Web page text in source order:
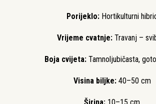
Porijeklo: Hortikulturni
Vrijeme cvatnje: Travanj –
Boja cvijeta: Tamnoljubičasta,
Visina biljke: 40–50 cm
Širina: 10–15 cm